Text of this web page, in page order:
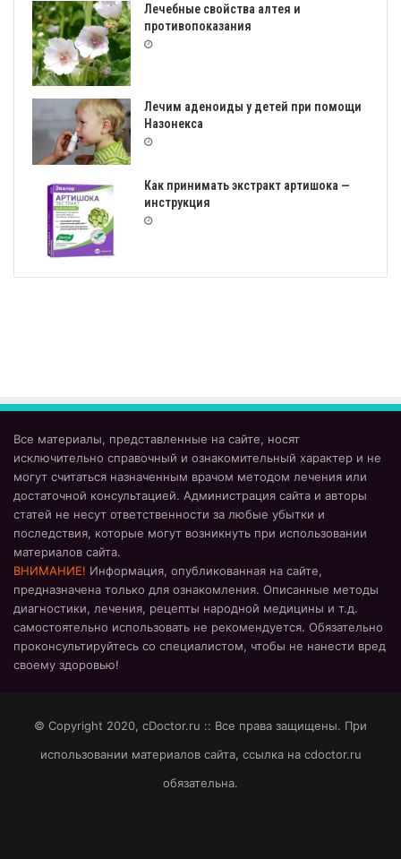
Лечебные свойства алтея и
противопоказания
Лечим аденоиды у детей при помощи
Назонекса
Как принимать экстракт артишока —
инструкция
Все материалы, представленные на сайте, носят
исключительно справочный и ознакомительный характер и не
могут считаться назначенным врачом методом лечения или
достаточной консультацией. Администрация сайта и авторы
статей не несут ответственности за любые убытки и
последствия, которые могут возникнуть при использовании
материалов сайта.
ВНИМАНИЕ! Информация, опубликованная на сайте,
предназначена только для ознакомления. Описанные методы
диагностики, лечения, рецепты народной медицины и т.д.
самостоятельно использовать не рекомендуется. Обязательно
проконсультируйтесь со специалистом, чтобы не нанести вред
своему здоровью!
© Copyright 2020, cDoctor.ru :: Все права защищены. При
использовании материалов сайта, ссылка на cdoctor.ru
обязательна.